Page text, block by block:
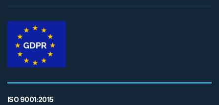
ISO 9001:2015